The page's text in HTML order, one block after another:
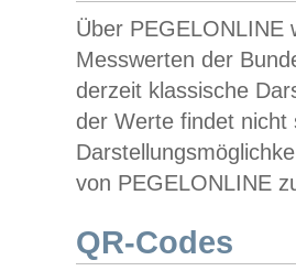
Über PEGELONLINE
Messwerten der
derzeit klassische
der Werte findet
von PEGELONLINE
QR-Codes